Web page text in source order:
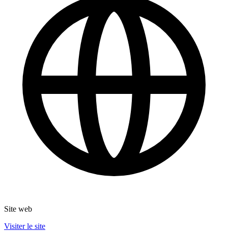
Site web
Visiter le site